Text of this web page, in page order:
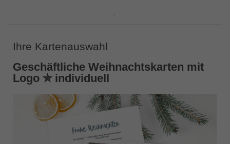
Ihre Kartenauswahl
Geschäftliche Weihnachtskarten mit
Logo ✮ individuell